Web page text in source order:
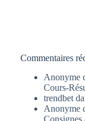
Commentaires
Anonyme
Cours-
trendbet
Anonyme
Consignes